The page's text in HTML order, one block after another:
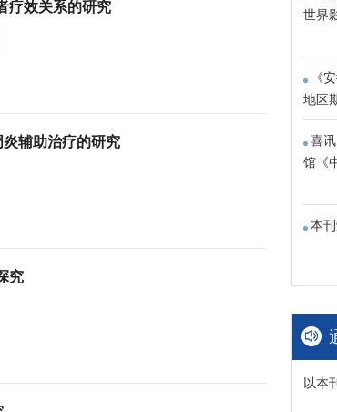
疗效关系的研究
辅助治疗的研究
究
世界
《
地区
喜
馆《
本
以本